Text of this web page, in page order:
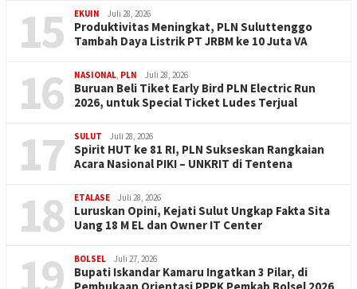
15 EKUIN Juli 28, 2026
Produktivitas Meningkat, PLN Suluttenggo
Tambah Daya Listrik PT JRBM ke 10 Juta VA
16 NASIONAL, PLN Juli 28, 2026
Buruan Beli Tiket Early Bird PLN Electric Run
2026, untuk Special Ticket Ludes Terjual
17 SULUT Juli 28, 2026
Spirit HUT ke 81 RI, PLN Sukseskan Rangkaian
Acara Nasional PIKI – UNKRIT di Tentena
18 ETALASE Juli 28, 2026
Luruskan Opini, Kejati Sulut Ungkap Fakta Sita
Uang 18 M EL dan Owner IT Center
19 BOLSEL Juli 27, 2026
Bupati Iskandar Kamaru Ingatkan 3 Pilar, di